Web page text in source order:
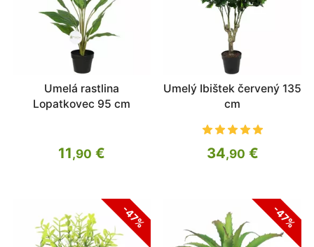
Umelá rastlina
Lopatkovec 95 cm
11,90 €
Umelý Ibištek červený 135
cm
34,90 €
-47% -47%